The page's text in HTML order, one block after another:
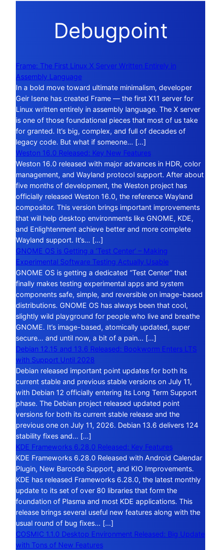
Debugpoint
Frame: The First Linux X Server Written Entirely in
Assembly Language
In a bold move toward ultimate minimalism, developer
Geir Isene has created Frame — the first X11 server for
Linux written entirely in assembly language. The X server
is one of those foundational pieces that most of us take
for granted. It’s big, complex, and full of decades of
legacy code. But what if someone… […]
Weston 16.0 Released: Key New Features
Weston 16.0 released with major advances in HDR, color
management, and Wayland protocol support. After about
five months of development, the Weston project has
officially released Weston 16.0, the reference Wayland
compositor. This version brings important improvements
that will help desktop environments like GNOME, KDE,
and Enlightenment achieve better and more complete
Wayland support. It’s… […]
GNOME OS is Getting a ‘Test Center’ – Making
Experimental Software Testing Actually Usable
GNOME OS is getting a dedicated “Test Center” that
finally makes testing experimental apps and system
components safe, simple, and reversible on image-based
distributions. GNOME OS has always been that cool,
slightly wild playground for people who live and breathe
GNOME. It’s image-based, atomically updated, super
secure… and until now, a bit of a pain… […]
Debian 12.15 and 13.6 Released: Bookworm Enters LTS
with Support Until 2028
Debian released important point updates for both its
current stable and previous stable versions on July 11,
with Debian 12 officially entering its Long Term Support
phase. The Debian project released updated point
versions for both its current stable release and the
previous one on July 11, 2026. Debian 13.6 delivers 124
stability fixes and… […]
KDE Frameworks 6.28.0 Released: Key Features
KDE Frameworks 6.28.0 Released with Android Calendar
Plugin, New Barcode Support, and KIO Improvements.
KDE has released Frameworks 6.28.0, the latest monthly
update to its set of over 80 libraries that form the
foundation of Plasma and most KDE applications. This
release brings several useful new features along with the
usual round of bug fixes… […]
COSMIC 1.1.0 Desktop Environment Released: Big Update
with Tons of New Features